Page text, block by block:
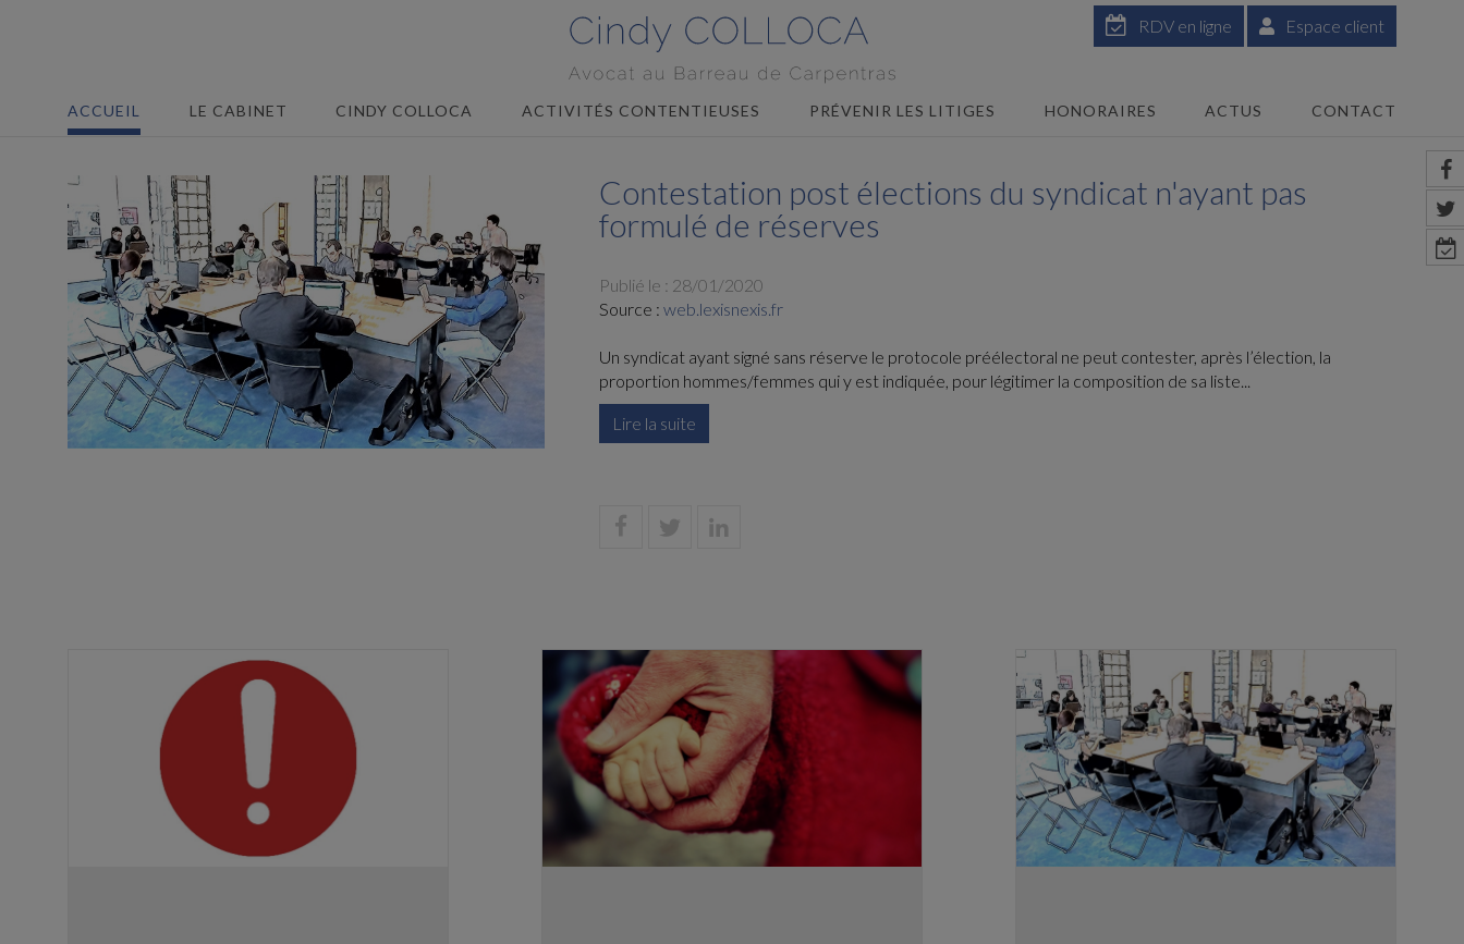
Espace client
RDV en ligne
ACCUEIL LE CABINET CINDY COLLOCA ACTIVITÉS CONTENTIEUSES PRÉVENIR LES LITIGES HONORAIRES ACTUS CONTACT
Contestation post élections du syndicat n'ayant pas
formulé de réserves
Publié le : 28/01/2020
Source : web.lexisnexis.fr
Un syndicat ayant signé sans réserve le protocole préélectoral ne peut contester, après l’élection, la
proportion hommes/femmes qui y est indiquée, pour légitimer la composition de sa liste...
Lire la suite